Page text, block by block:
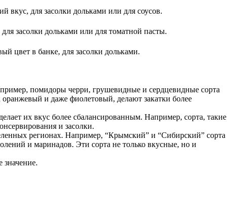
вкус, для засолки дольками или для соусов.
засолки дольками или для томатной пасты.
цвет в банке, для засолки дольками.
помидоры черри, грушевидные и сердцевидные сорта
оранжевый и даже фиолетовый, делают закатки более
их вкус более сбалансированным. Например, сорта, такие
и засолки.
регионах. Например, “Крымский” и “Сибирский” сорта
и маринадов. Эти сорта не только вкусные, но и
значение.